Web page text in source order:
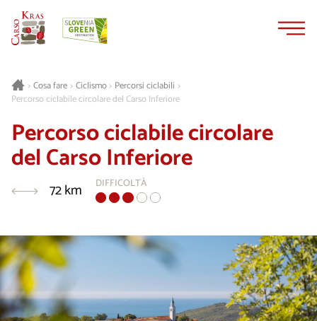
>Cosa fare> Ciclismo> Percorsi ciclabili >
Percorso ciclabile circolare del Carso Inferiore
Percorso ciclabile circolare
del Carso Inferiore
72 km DIFFICOLTÀ